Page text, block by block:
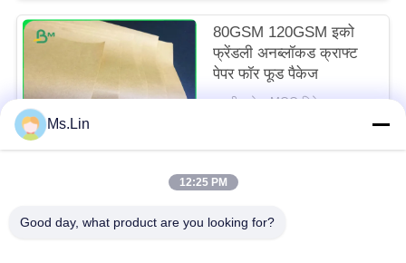
80GSM 120GSM इको
फ्रेंडली अनब्लॉकड क्राफ्ट
पेपर फॉर फूड पैकेज
बातचीत योग्य MOQ:विशेष आकार के लिए 10 टन और मानक आकार के लिए 1 टन
लोकप्रिय श्रेणियां
Ms.Lin
12:25 PM
Good day, what product are you looking for?